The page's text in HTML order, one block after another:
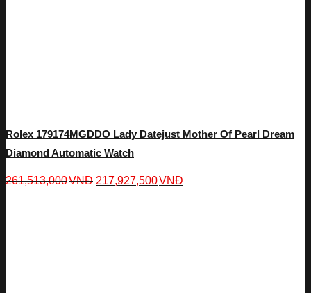
Rolex 179174MGDDO Lady Datejust Mother Of Pearl Dream
Diamond Automatic Watch
261,513,000VNĐ 217,927,500VNĐ